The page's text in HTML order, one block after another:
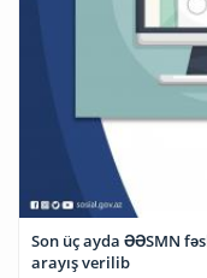
Son üç ayda ƏƏSMN
arayış verilib